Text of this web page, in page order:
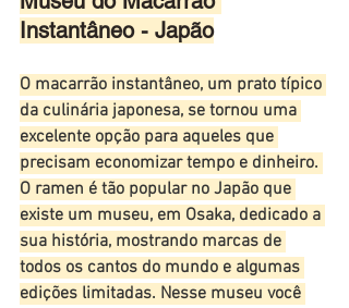
Instantâneo - Japão
O macarrão instantâneo, um prato típico
da culinária japonesa, se tornou uma
excelente opção para aqueles que
precisam economizar tempo e dinheiro.
O ramen é tão popular no Japão que
existe um museu, em Osaka, dedicado a
sua história, mostrando marcas de
todos os cantos do mundo e algumas
edições limitadas. Nesse museu você